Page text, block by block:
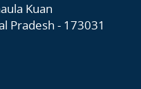
Kuan
Pradesh - 173031